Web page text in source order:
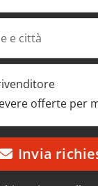
e città
offerte per
Invia